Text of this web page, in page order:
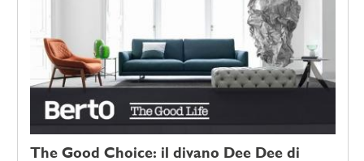
The Good Choice: il divano Dee Dee di